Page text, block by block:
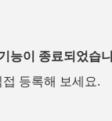
능이 종료되었습
등록해 보세요.